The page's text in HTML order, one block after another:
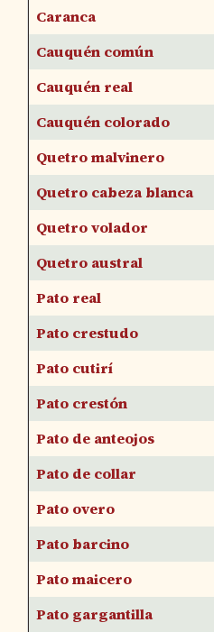
Caranca
Cauquén común
Cauquén real
Cauquén colorado
Quetro malvinero
Quetro cabeza blanca
Quetro volador
Quetro austral
Pato real
Pato crestudo
Pato cutirí
Pato crestón
Pato de anteojos
Pato de collar
Pato overo
Pato barcino
Pato maicero
Pato gargantilla